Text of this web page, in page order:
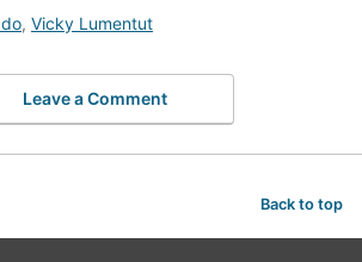
, Vicky Lumentut
Leave a Comment
Back to top